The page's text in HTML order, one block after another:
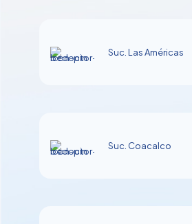
Suc. Las Américas
Suc. Coacalco